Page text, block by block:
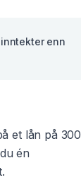
enn
et lån på 300
én